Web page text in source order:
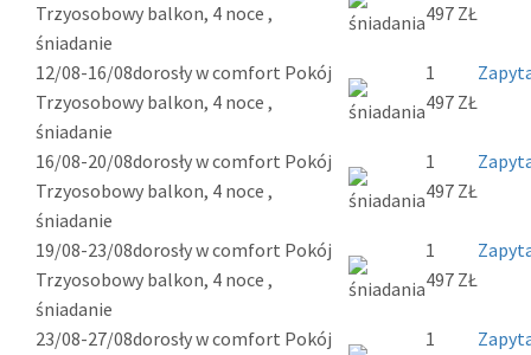
Trzyosobowy balkon, 4 noce ,
śniadanie
497 ZŁ
12/08-16/08dorosły w comfort Pokój
Trzyosobowy balkon, 4 noce ,
śniadanie
1
497 ZŁ
16/08-20/08dorosły w comfort Pokój
Trzyosobowy balkon, 4 noce ,
śniadanie
1
497 ZŁ
19/08-23/08dorosły w comfort Pokój
Trzyosobowy balkon, 4 noce ,
śniadanie
1
497 ZŁ
23/08-27/08dorosły w comfort Pokój
1